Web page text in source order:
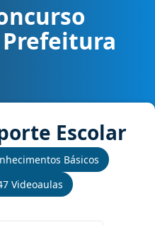
Municipal cargo
Prefeitura
Escolar
Básicos
Videoaulas